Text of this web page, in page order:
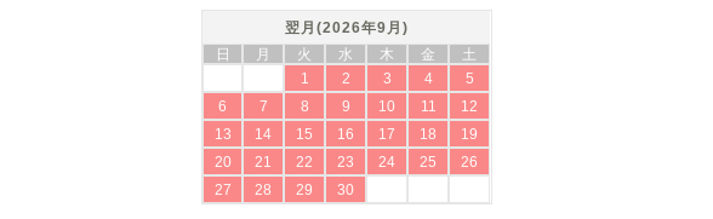
翌月(2026年9月)
日
月 火 水 木 金
土
1
2 3 4
5
6
7 8 9 10 11
12
13
14 15 16 17 18
19
20
21 22 23 24 25
26
27
28 29 30